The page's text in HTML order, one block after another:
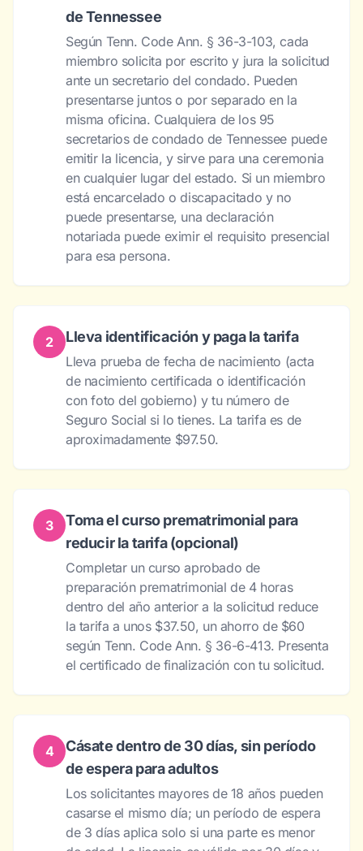
de Tennessee
Según Tenn. Code Ann. § 36-3-103, cada
miembro solicita por escrito y jura la solicitud
ante un secretario del condado. Pueden
presentarse juntos o por separado en la
misma oficina. Cualquiera de los 95
secretarios de condado de Tennessee puede
emitir la licencia, y sirve para una ceremonia
en cualquier lugar del estado. Si un miembro
está encarcelado o discapacitado y no
puede presentarse, una declaración
notariada puede eximir el requisito presencial
para esa persona.
2 Lleva identificación y paga la tarifa
Lleva prueba de fecha de nacimiento (acta
de nacimiento certificada o identificación
con foto del gobierno) y tu número de
Seguro Social si lo tienes. La tarifa es de
aproximadamente $97.50.
3
Toma el curso prematrimonial para
reducir la tarifa (opcional)
Completar un curso aprobado de
preparación prematrimonial de 4 horas
dentro del año anterior a la solicitud reduce
la tarifa a unos $37.50, un ahorro de $60
según Tenn. Code Ann. § 36-6-413. Presenta
el certificado de finalización con tu solicitud.
4
Cásate dentro de 30 días, sin período
de espera para adultos
Los solicitantes mayores de 18 años pueden
casarse el mismo día; un período de espera
de 3 días aplica solo si una parte es menor